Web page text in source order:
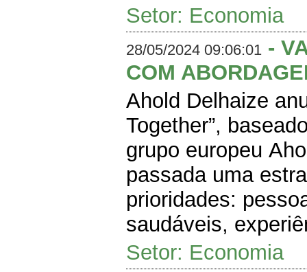
Setor: Economia
28/05/2024 09:06:01 -
COM
Ahold Delhaize
Together”,
grupo europeu
passada uma
prioridades:
saudáveis,
Setor: Economia